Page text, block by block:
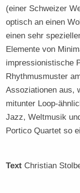
(einer Schweizer
optisch an einen
einen sehr
Elemente von
impressionistische
Rhythmusmuster
Assoziationen aus,
mitunter Loop-
Jazz, Weltmusik
Portico Quartet so
Text Christian